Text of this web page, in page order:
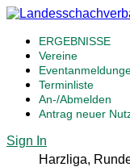
ERGEBNISSE
Vereine
Terminliste
An-/Abmelden
Antrag neuer
Sign In
Harzliga,